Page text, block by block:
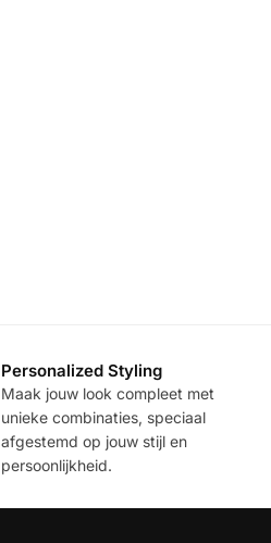
Personalized Styling
Maak jouw look compleet met
unieke combinaties, speciaal
afgestemd op jouw stijl en
persoonlijkheid.